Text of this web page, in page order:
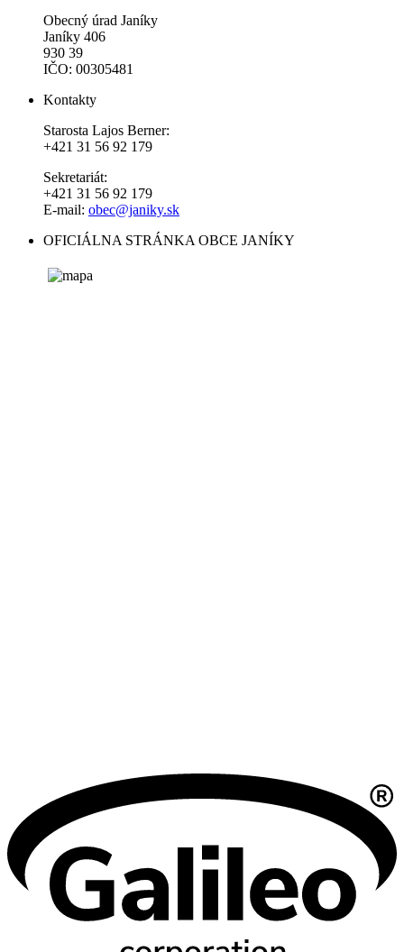
Obecný úrad Janíky
Janíky 406
930 39
IČO: 00305481
Kontakty
Starosta Lajos Berner:
+421 31 56 92 179
Sekretariát:
+421 31 56 92 179
E-mail: obec@janiky.sk
OFICIÁLNA STRÁNKA OBCE JANÍKY